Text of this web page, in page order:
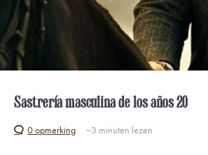
Sastrería masculina de los años 20
0 opmerking ~3 minuten lezen